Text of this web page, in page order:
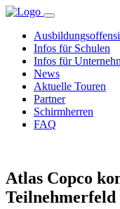
Infos für Schulen
Infos für
News
Aktuelle Touren
Partner
Schirmherren
FAQ
Atlas Copco
Teilnehmerfeld